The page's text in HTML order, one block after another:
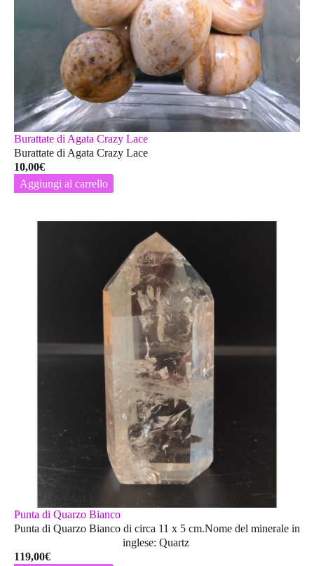
Burattate di Agata Crazy Lace
Burattate di Agata Crazy Lace
10,00€
Aggiungi al carrello
Punta di Quarzo Bianco
Punta di Quarzo Bianco di circa 11 x 5 cm.Nome del minerale in
inglese: Quartz
119,00€